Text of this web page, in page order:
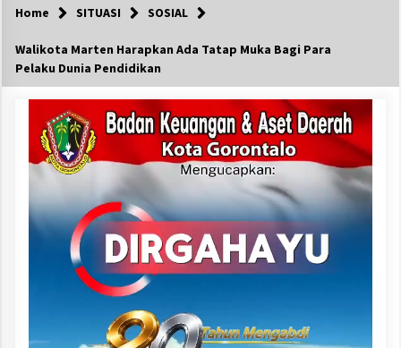
Home SITUASI SOSIAL
Walikota Marten Harapkan Ada Tatap Muka Bagi Para
Pelaku Dunia Pendidikan